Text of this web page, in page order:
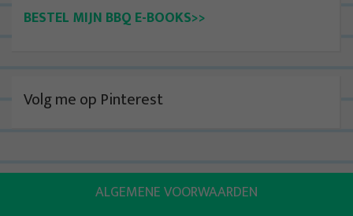
BESTEL MIJN BBQ E-BOOKS>>
Volg me op Pinterest
ALGEMENE VOORWAARDEN